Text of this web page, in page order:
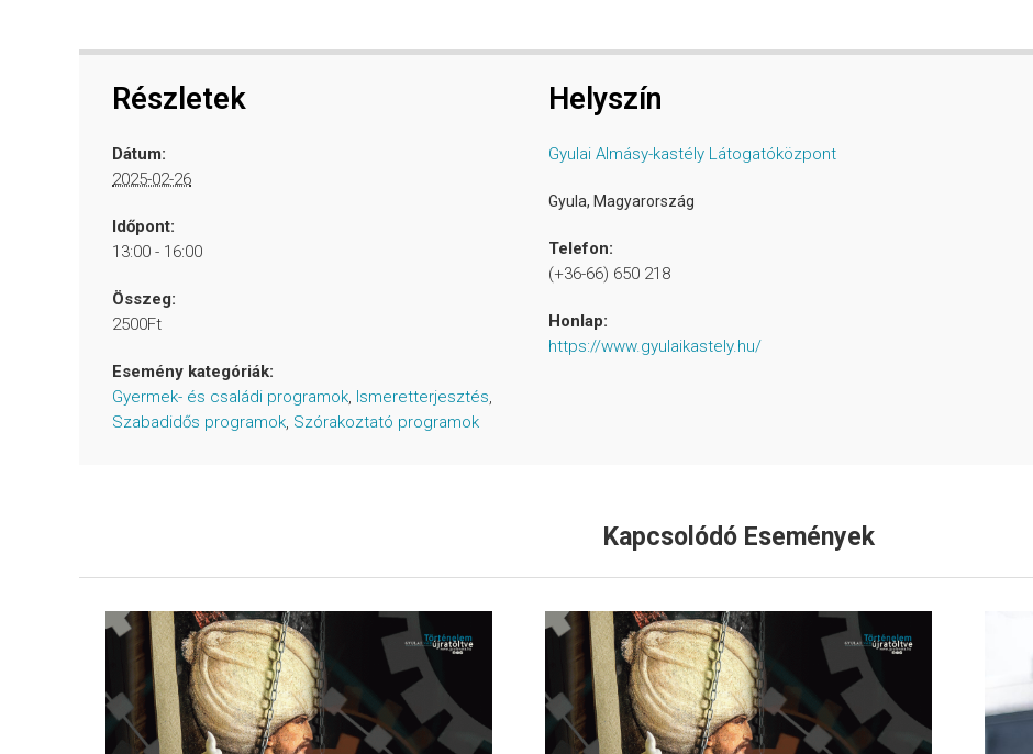
Részletek
Dátum:
2025-02-26
Időpont:
13:00 - 16:00
Összeg:
2500Ft
Esemény kategóriák:
Gyermek- és családi programok Ismeretterjesztés
Szabadidős programok Szórakoztató programok
Helyszín
Gyulai Almásy-kastély Látogatóközpont
Gyula, Magyarország
Telefon:
(+36-66) 650 218
Honlap:
https://www.gyulaikastely.hu/
Kapcsolódó Események